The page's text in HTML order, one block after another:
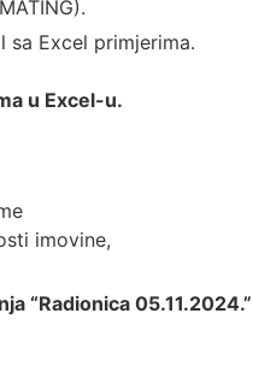
sa Excel primjerima.
u Excel-u.
imovine,
“Radionica 05.11.2024.”